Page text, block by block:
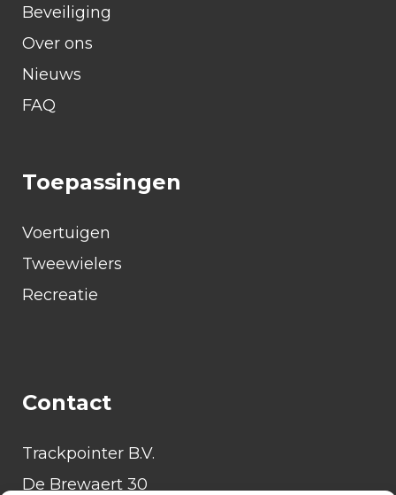
Beveiliging
Over ons
Nieuws
FAQ
Toepassingen
Voertuigen
Tweewielers
Recreatie
Contact
Trackpointer B.V.
De Brewaert 30